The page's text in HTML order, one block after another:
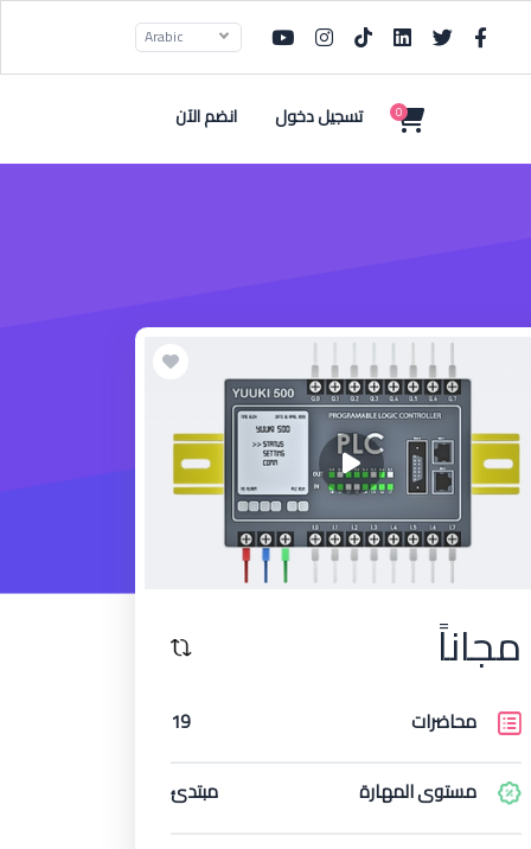
Arabic
0 تسجيل دخول انضم الآن
مجاناً
محاضرات 19
مستوى المهارة مبتدئ